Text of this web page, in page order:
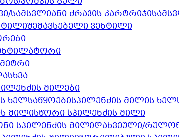
შემავსებელი ვენტილი
მილები
სპილენძის მილის
სწორი სპილენძის მილი
დახვეული/